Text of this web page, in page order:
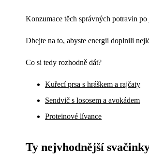
Konzumace těch správných potravin
Dbejte na to, abyste energii doplnili
Co si tedy rozhodně dát?
Kuřecí prsa s hráškem a rajčaty
Sendvič s lososem a avokádem
Proteinové lívance
Ty nejvhodnější